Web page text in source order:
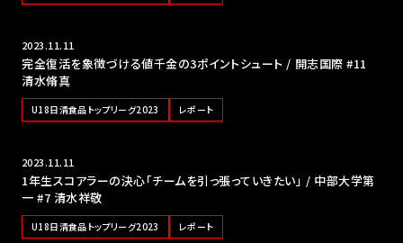
2023.11.11
完全復活を象徴づける値千金の3ポイントシュート / 開志国際 #11
清水脩真
U18日清食品トップリーグ2023 レポート
2023.11.11
1年生スコアラーの決心「チームを引っ張っていきたい」 / 中部大学第
一 #7 清水祥敬
U18日清食品トップリーグ2023 レポート